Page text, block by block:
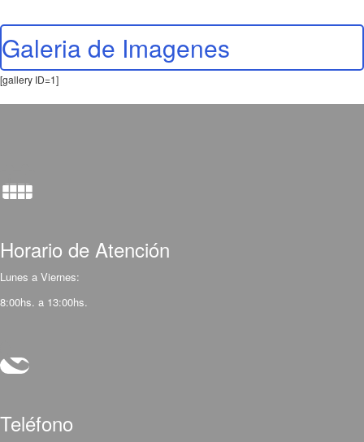
Galeria de Imagenes
[gallery ID=1]
Horario de Atención
Lunes a Viernes:
8:00hs. a 13:00hs.
Teléfono